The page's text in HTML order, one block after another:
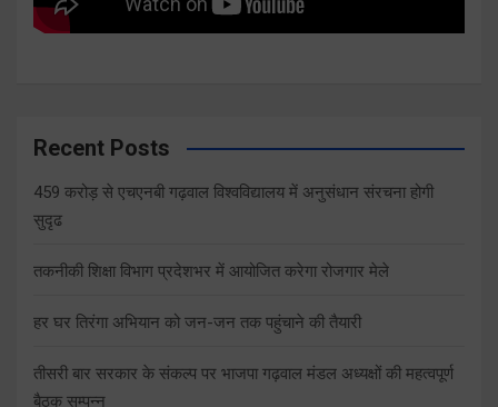
Recent Posts
459 करोड़ से एचएनबी गढ़वाल विश्वविद्यालय में अनुसंधान संरचना होगी
सुदृढ
तकनीकी शिक्षा विभाग प्रदेशभर में आयोजित करेगा रोजगार मेले
हर घर तिरंगा अभियान को जन-जन तक पहुंचाने की तैयारी
तीसरी बार सरकार के संकल्प पर भाजपा गढ़वाल मंडल अध्यक्षों की महत्वपूर्ण
बैठक सम्पन्न